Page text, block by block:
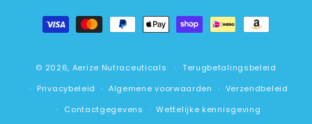
© 2026, Aerize Nutraceuticals
Terugbetalingsbeleid
Privacybeleid
Algemene voorwaarden
Verzendbeleid
Contactgegevens
Wettelijke kennisgeving